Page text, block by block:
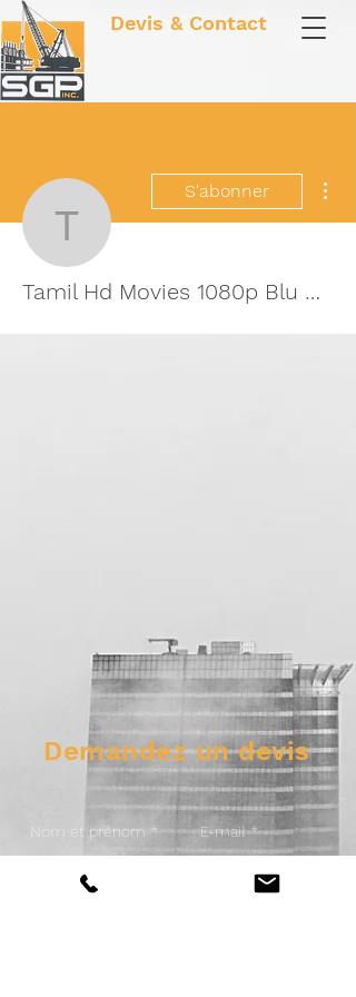
Devis & Contact
Tamil Hd
S'abonner
Tamil Hd Movies 1080p Blu Ray 35 VERIFIED
Demandez un devis